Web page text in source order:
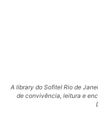
A library do Sofitel Rio de
de convivência, leitura e